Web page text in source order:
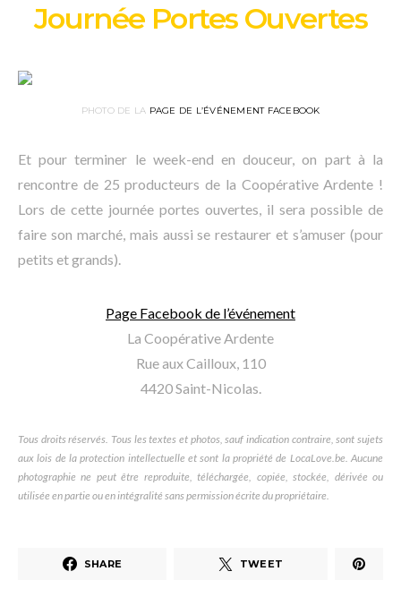
Journée Portes Ouvertes
PHOTO DE LA PAGE DE L’ÉVÉNEMENT FACEBOOK
Et pour terminer le week-end en douceur, on part à la
rencontre de 25 producteurs de la Coopérative Ardente !
Lors de cette journée portes ouvertes, il sera possible de
faire son marché, mais aussi se restaurer et s’amuser (pour
petits et grands).
Page Facebook de l’événement
La Coopérative Ardente
Rue aux Cailloux, 110
4420 Saint-Nicolas.
Tous droits réservés. Tous les textes et photos, sauf indication contraire, sont sujets
aux lois de la protection intellectuelle et sont la propriété de LocaLove.be. Aucune
photographie ne peut être reproduite, téléchargée, copiée, stockée, dérivée ou
utilisée en partie ou en intégralité sans permission écrite du propriétaire.
SHARE TWEET